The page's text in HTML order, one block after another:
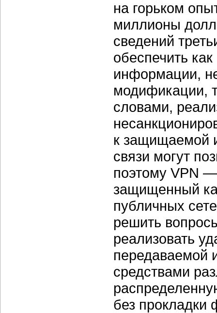
на горьком
миллионы
сведений
обеспечить
информации,
модификации,
словами,
к защищаемой
связи могут
поэтому VPN —
защищенный
публичных
решить
реализовать
передаваемой
средствами
без прокладки